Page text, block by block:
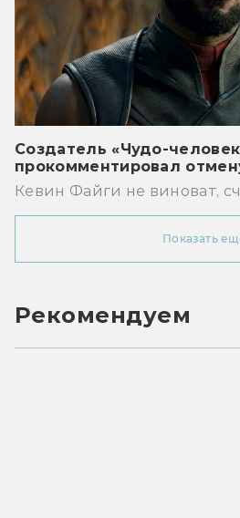
Создатель «Чудо-
прокомментировал
Кевин Файги не виноват,
Показать
Рекомендуем